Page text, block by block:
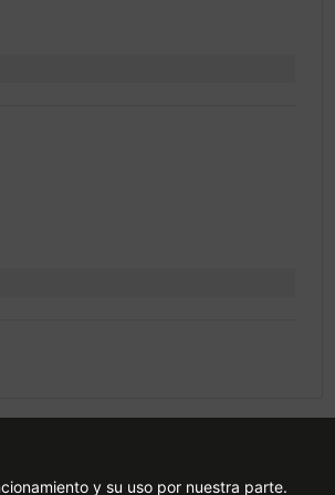
Redes Sociales
y su uso por nuestra parte.